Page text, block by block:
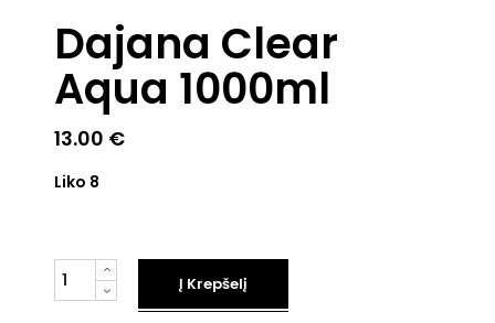
Dajana Clear
Aqua 1000ml
13.00 €
Liko 8
Kiekis
Į Krepšelį